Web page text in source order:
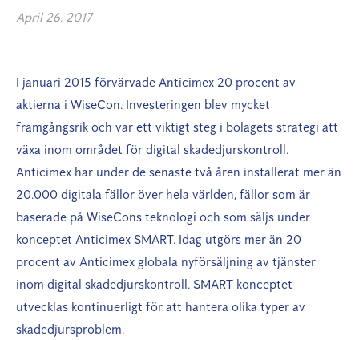
April 26, 2017
I januari 2015 förvärvade Anticimex 20 procent av
aktierna i WiseCon. Investeringen blev mycket
framgångsrik och var ett viktigt steg i bolagets strategi att
växa inom området för digital skadedjurskontroll.
Anticimex har under de senaste två åren installerat mer än
20.000 digitala fällor över hela världen, fällor som är
baserade på WiseCons teknologi och som säljs under
konceptet Anticimex SMART. Idag utgörs mer än 20
procent av Anticimex globala nyförsäljning av tjänster
inom digital skadedjurskontroll. SMART konceptet
utvecklas kontinuerligt för att hantera olika typer av
skadedjursproblem.